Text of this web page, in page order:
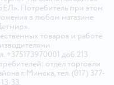
Потребитель при этом
в любом магазине
товаров и работе
доб.213
отдел торговли
г. Минска, тел. (017) 377-
33.